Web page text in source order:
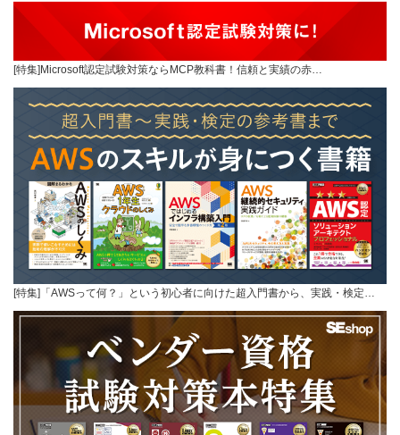
[特集]Microsoft認定試験対策ならMCP教科書！信頼と実績の赤…
[特集]「AWSって何？」という初心者に向けた超入門書から、実践・検定…